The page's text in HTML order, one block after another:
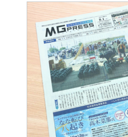
入稿ガイド
よくあるご質問
お知らせ
プライバシーポリ
信毎広告賞
信
デ